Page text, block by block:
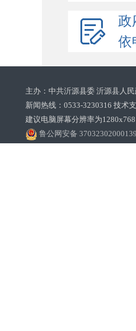
政
依
主办：中共沂源县委 沂源县人
新闻热线：0533-3230316 技术
建议电脑屏幕分辨率为
鲁公网安备 37032302000139